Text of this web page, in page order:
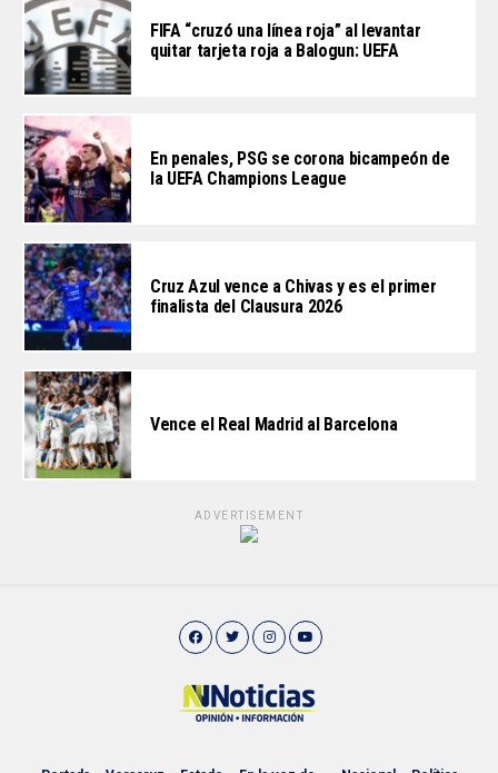
FIFA “cruzó una línea roja” al levantar
quitar tarjeta roja a Balogun: UEFA
En penales, PSG se corona bicampeón de
la UEFA Champions League
Cruz Azul vence a Chivas y es el primer
finalista del Clausura 2026
Vence el Real Madrid al Barcelona
ADVERTISEMENT